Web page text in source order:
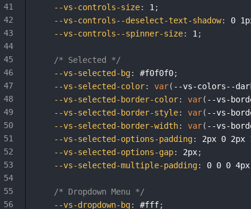
--vs-controls-size: 1 ;
--vs-controls--deselect-text-shadow:
0
--vs-controls--spinner-size: 1 ;
/* Selected */
--vs-selected-bg: #f0f0f0;
--vs-selected-color: var( --vs-colors--
--vs-selected-border-color: var( --vs-
--vs-selected-border-style: var( --vs-
--vs-selected-border-width: var( --vs-
--vs-selected-options-padding:
2px 0 2px
--vs-selected-options-gap: 2px;
--vs-selected-multiple-padding: 0 0 0 4px
/* Dropdown Menu */
--vs-dropdown-bg: #fff;